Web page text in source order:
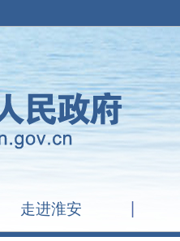
走进淮安